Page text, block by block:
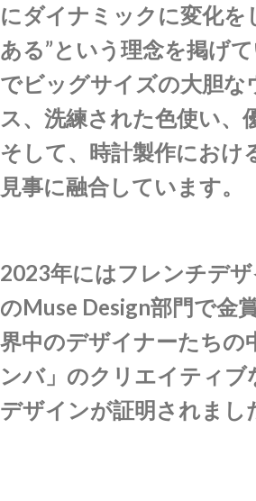
にダイナミックに変化を
ある”という理念を掲げて
でビッグサイズの大胆な
ス、洗練された色使い、
そして、時計製作におけ
見事に融合しています。
2023年にはフレンチデ
のMuse Design部門で金
界中のデザイナーたちの
ンバ」のクリエイティブ
デザインが証明されまし